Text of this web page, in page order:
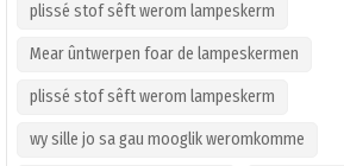
plissé stof sêft werom lampeskerm
Mear ûntwerpen foar de lampeskermen
plissé stof sêft werom lampeskerm
wy sille jo sa gau mooglik weromkomme